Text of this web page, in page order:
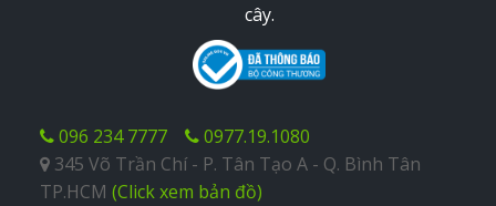
cây.
096 234 7777
0977.19.1080
345 Võ Trần Chí - P. Tân Tạo A - Q. Bình Tân
TP.HCM (Click xem bản đồ)